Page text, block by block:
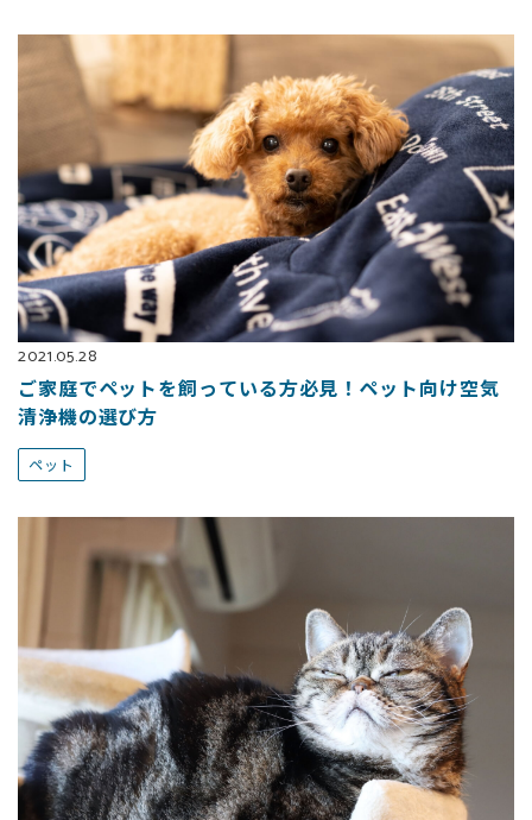
2021.05.28
ご家庭でペットを飼っている方必見！ペット向け空気
清浄機の選び方
ペット